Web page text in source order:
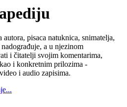
pisaca natuknica, snimatelja,
a u njezinom
i čitatelji svojim komentarima,
i konkretnim prilozima -
i audio zapisima.